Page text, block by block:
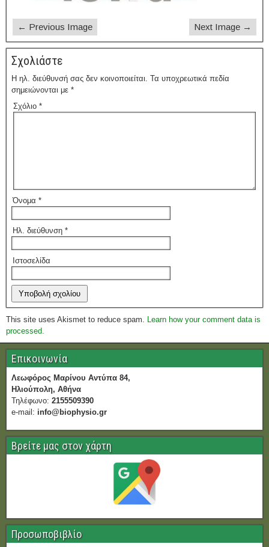
← Previous Image Next Image →
Σχολιάστε
Η ηλ. διεύθυνσή σας δεν κοινοποιείται. Τα υποχρεωτικά πεδία
σημειώνονται με *
Σχόλιο *
Όνομα *
Ηλ. διεύθυνση *
Ιστοσελίδα
This site uses Akismet to reduce spam.
Learn how your comment data is
processed.
Επικοινωνία
Λεωφόρος Μαρίνου Αντύπα 84,
Ηλιούπολη, Αθήνα
Τηλέφωνο: 2155509390
e-mail: info@biophysio.gr
Βρείτε μας στον χάρτη
Προσωποβιβλίο